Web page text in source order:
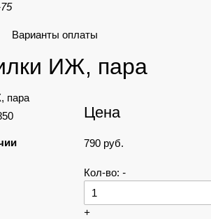
Варианты оплаты
ИЖ, пара
Цена
790 руб.
Кол-во: -
+